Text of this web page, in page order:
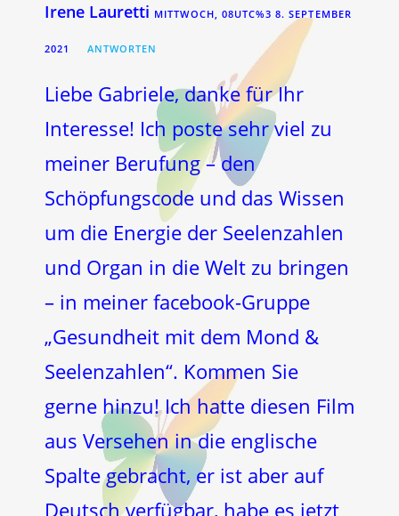
Irene Lauretti MITTWOCH, 08UTC%3 8. SEPTEMBER
2021 ANTWORTEN
Liebe Gabriele, danke für Ihr
Interesse! Ich poste sehr viel zu
meiner Berufung – den
Schöpfungscode und das Wissen
um die Energie der Seelenzahlen
und Organ in die Welt zu bringen
– in meiner facebook-Gruppe
„Gesundheit mit dem Mond &
Seelenzahlen“. Kommen Sie
gerne hinzu! Ich hatte diesen Film
aus Versehen in die englische
Spalte gebracht, er ist aber auf
Deutsch verfügbar, habe es jetzt